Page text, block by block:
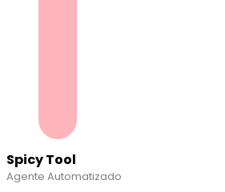
Spicy Tool
Agente Automatizado